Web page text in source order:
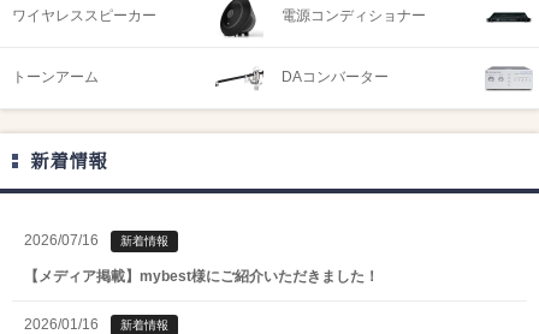
ワイヤレススピーカー 電源コンディショナー
トーンアーム DAコンバーター
新着情報
2026/07/16 新着情報
【メディア掲載】mybest様にご紹介いただきました！
2026/01/16 新着情報